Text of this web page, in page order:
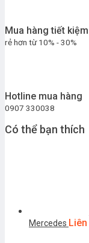
Mua hàng tiết kiệm
rẻ hơn từ 10% - 30%
Hotline mua hàng
0907 330038
Có thể bạn thích
Mercedes Liên